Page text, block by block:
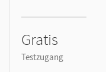
Gratis
Testzugang